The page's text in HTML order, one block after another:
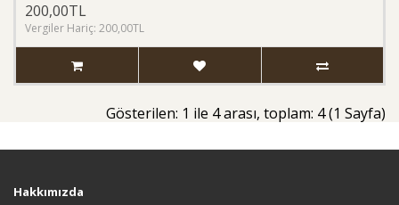
200,00TL
Vergiler Hariç: 200,00TL
Gösterilen: 1 ile 4 arası, toplam: 4 (1 Sayfa)
Hakkımızda